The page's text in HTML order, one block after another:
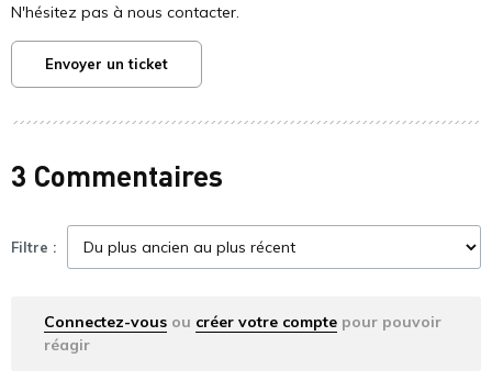
N'hésitez pas à nous contacter.
Envoyer un ticket
3 Commentaires
Filtre :
Connectez-vous ou créer votre compte pour pouvoir
réagir